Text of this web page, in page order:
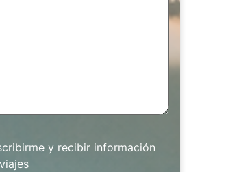
y recibir información